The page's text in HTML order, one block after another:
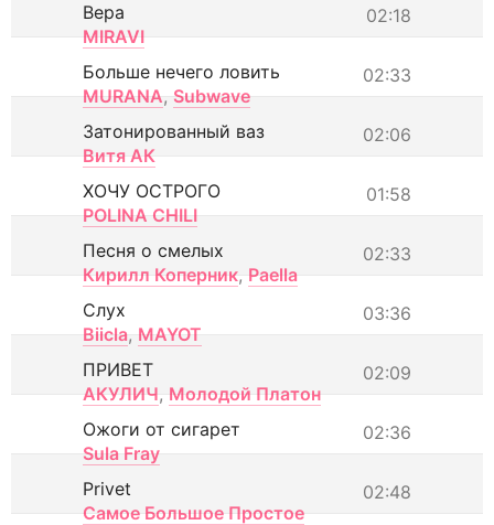
02:18
Вера
MIRAVI
02:33
Больше нечего ловить
MURANA, Subwave
02:06
Затонированный ваз
Витя АК
01:58
ХОЧУ ОСТРОГО
POLINA CHILI
02:33
Песня о смелых
Кирилл Коперник, Paella
03:36
Слух
Biicla, MAYOT
02:09
ПРИВЕТ
АКУЛИЧ, Молодой Платон
02:36
Ожоги от сигарет
Sula Fray
02:48
Privet
Самое Большое Простое